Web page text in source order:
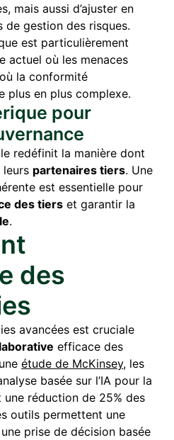
mais aussi d’ajuster en
de gestion des risques.
est particulièrement
actuel où les menaces
la conformité
plus en plus complexe.
pour
redéfinit la manière dont
leurs partenaires tiers. Une
est essentielle pour
des tiers et garantir la
.
des
avancées est cruciale
efficace des
étude de McKinsey, les
basée sur l’IA pour la
réduction de 25% des
outils permettent une
prise de décision basée